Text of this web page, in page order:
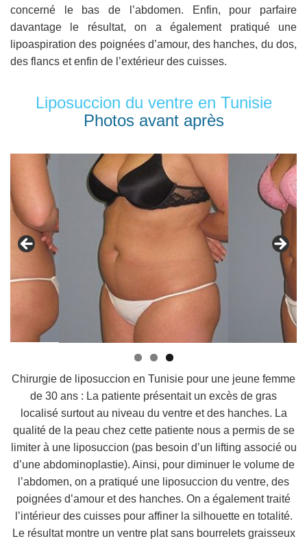
concerné le bas de l’abdomen. Enfin, pour parfaire
davantage le résultat, on a également pratiqué une
lipoaspiration des poignées d’amour, des hanches, du dos,
des flancs et enfin de l’extérieur des cuisses.
Liposuccion du ventre en Tunisie
Photos avant après
Chirurgie de liposuccion en Tunisie pour une jeune femme
de 30 ans : La patiente présentait un excès de gras
localisé surtout au niveau du ventre et des hanches. La
qualité de la peau chez cette patiente nous a permis de se
limiter à une liposuccion (pas besoin d’un lifting associé ou
d’une abdominoplastie). Ainsi, pour diminuer le volume de
l’abdomen, on a pratiqué une liposuccion du ventre, des
poignées d’amour et des hanches. On a également traité
l’intérieur des cuisses pour affiner la silhouette en totalité.
Le résultat montre un ventre plat sans bourrelets graisseux